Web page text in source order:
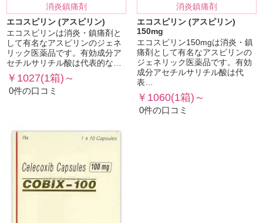
消炎鎮痛剤
エコスピリン (アスピリン)
エコスピリンは消炎・鎮痛剤と
して有名なアスピリンのジェネ
リック医薬品です。有効成分ア
セチルサリチル酸は代表的な…
￥1027(1箱)～
0件の口コミ
消炎鎮痛剤
エコスピリン (アスピリン)
150mg
エコスピリン150mgは消炎・鎮
痛剤として有名なアスピリンの
ジェネリック医薬品です。有効
成分アセチルサリチル酸は代
表…
￥1060(1箱)～
0件の口コミ